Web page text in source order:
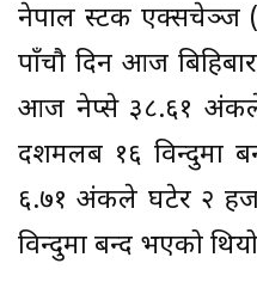
नेपाल स्टक एक्सचेञ्ज
पाँचौ दिन आज
आज नेप्से ३८.६१
दशमलब १६ विन्दुमा
६.७१ अंकले घटेर २
विन्दुमा बन्द भएको